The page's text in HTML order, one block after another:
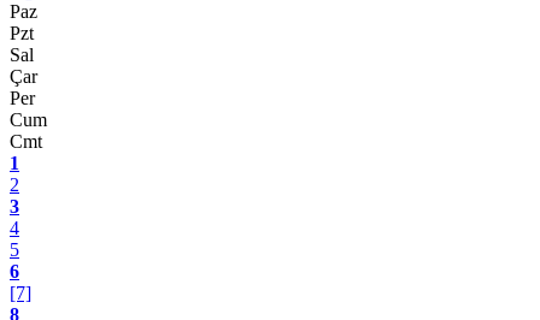
Paz
Pzt
Sal
Çar
Per
Cum
Cmt
1
2
3
4
5
6
[7]
8